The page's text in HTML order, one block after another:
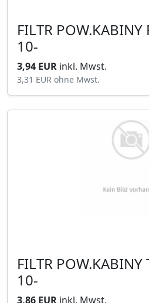
FILTR POW.KABINY
10-
3,94 EUR inkl. Mwst.
3,31 EUR ohne Mwst.
FILTR POW.KABINY
10-
3,86 EUR inkl. Mwst.